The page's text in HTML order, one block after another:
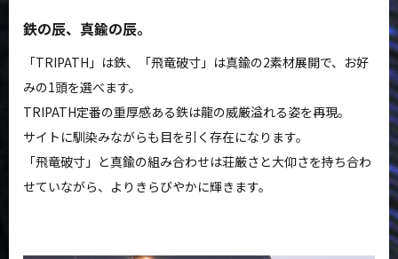
鉄の辰、真鍮の辰。
「TRIPATH」は鉄、「飛竜破寸」は真鍮の2素材展開で、お好
みの1頭を選べます。
TRIPATH定番の重厚感ある鉄は龍の威厳溢れる姿を再現。
サイトに馴染みながらも目を引く存在になります。
「飛竜破寸」と真鍮の組み合わせは荘厳さと大仰さを持ち合わ
せていながら、よりきらびやかに輝きます。